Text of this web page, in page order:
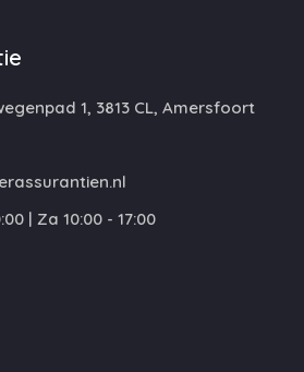
1, 3813 CL, Amersfoort
| Za 10:00 - 17:00